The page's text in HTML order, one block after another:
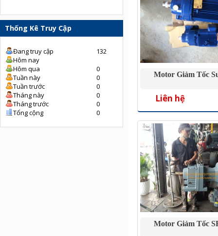
Thống Kê Truy Cập
Đang truy cập
132
Hôm nay
Hôm qua
0
Tuần này
0
Tuần trước
0
Tháng này
0
Tháng trước
0
Tổng cộng
0
Motor Giảm Tốc
Liên hệ
Motor Giảm Tốc